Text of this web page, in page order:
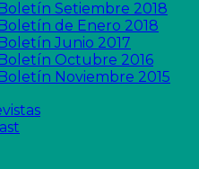
Setiembre 2018
de Enero 2018
Junio 2017
Octubre 2016
Noviembre 2015